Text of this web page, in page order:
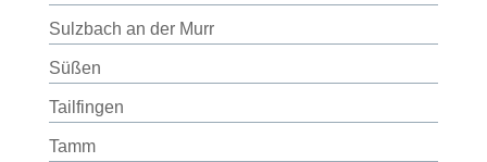
Sulzbach an der Murr
Süßen
Tailfingen
Tamm